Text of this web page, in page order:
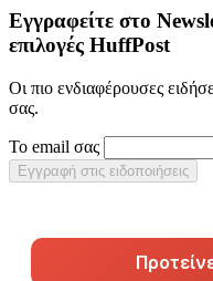
Εγγραφείτε στο
επιλογές HuffPost
Οι πιο ενδιαφέρουσες
σας.
Το email σας
Εγγραφή στις ειδοποιήσεις